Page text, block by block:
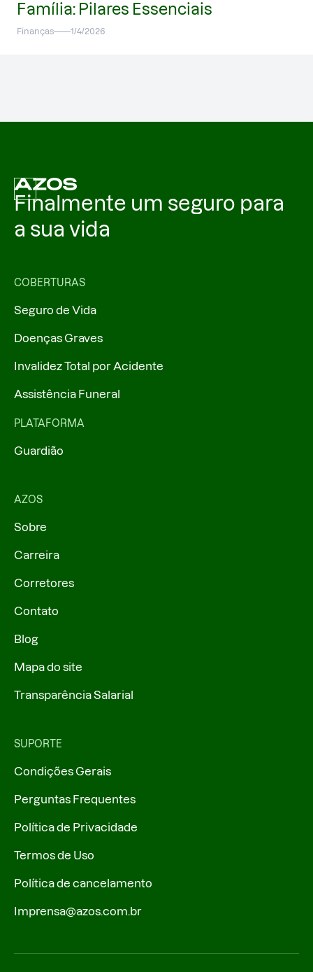
Família: Pilares Essenciais
Finanças 1/4/2026
Finalmente um seguro para
a sua vida
COBERTURAS
Seguro de Vida
Doenças Graves
Invalidez Total por Acidente
Assistência Funeral
PLATAFORMA
Guardião
AZOS
Sobre
Carreira
Corretores
Contato
Blog
Mapa do site
Transparência Salarial
SUPORTE
Condições Gerais
Perguntas Frequentes
Política de Privacidade
Termos de Uso
Política de cancelamento
Imprensa@azos.com.br